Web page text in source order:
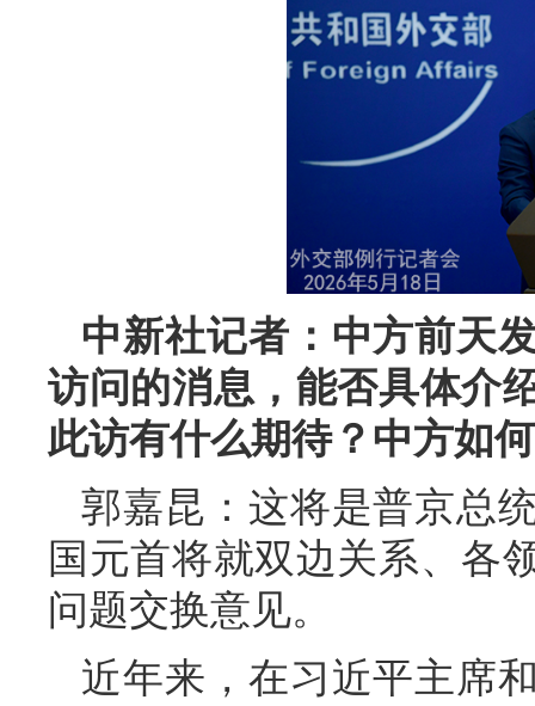
中新社记者：中方前天
访问的消息，能否具体介
此访有什么期待？中方如
郭嘉昆：这将是普京总
国元首将就双边关系、各
问题交换意见。
近年来，在习近平主席